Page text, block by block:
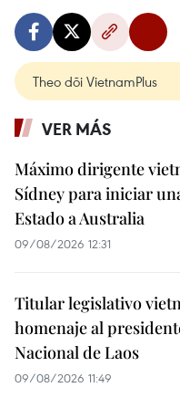
Theo dõi VietnamPlus
VER MÁS
Máximo dirigente
Sídney para iniciar
Estado a Australia
09/08/2026 12:31
Titular legislativo
homenaje al
Nacional de Laos
09/08/2026 11:49